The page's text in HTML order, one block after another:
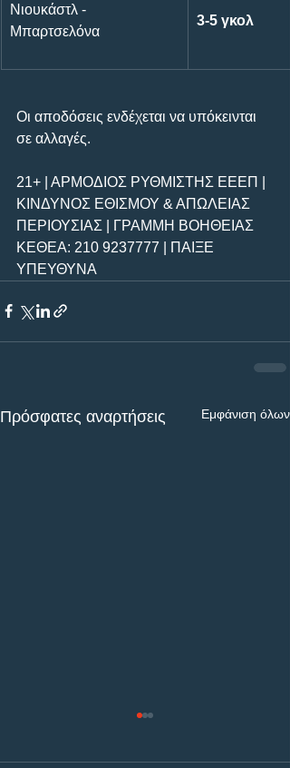
Νιουκάστλ -
Μπαρτσελόνα
3-5 γκολ
Οι αποδόσεις ενδέχεται να υπόκεινται
σε αλλαγές.
21+ | ΑΡΜΟΔΙΟΣ ΡΥΘΜΙΣΤΗΣ ΕΕΕΠ |
ΚΙΝΔΥΝΟΣ ΕΘΙΣΜΟΥ & ΑΠΩΛΕΙΑΣ
ΠΕΡΙΟΥΣΙΑΣ | ΓΡΑΜΜΗ ΒΟΗΘΕΙΑΣ
ΚΕΘΕΑ: 210 9237777 | ΠΑΙΞΕ
ΥΠΕΥΘΥΝΑ
Πρόσφατες αναρτήσεις Εμφάνιση όλων